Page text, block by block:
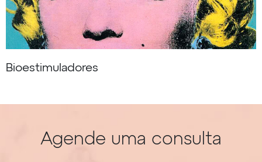
Bioestimuladores
Agende uma consulta